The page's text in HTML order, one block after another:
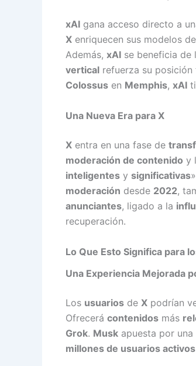
xAI gana acceso directo a
X enriquecen sus modelos de
Además, xAI se beneficia de
vertical refuerza su
Colossus en Memphis, xAI
Una Nueva Era para X
X entra en una fase de
moderación de contenido y
inteligentes y significativas
moderación desde 2022,
anunciantes, ligado a la
recuperación.
Lo Que Esto Significa para
Una Experiencia Mejorada
Los usuarios de X podrían
Ofrecerá contenidos más
Grok. Musk apuesta por
millones de usuarios activos